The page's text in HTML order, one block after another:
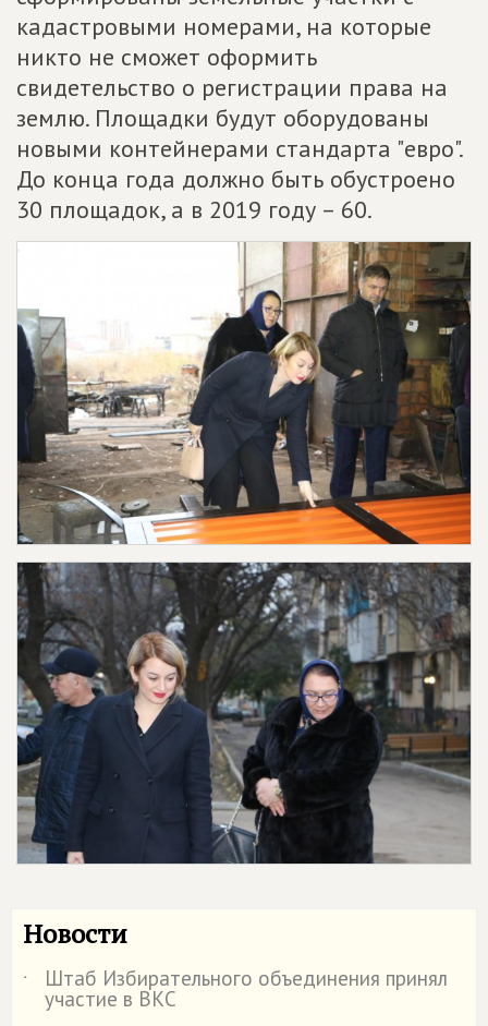
кадастровыми номерами, на которые
никто не сможет оформить
свидетельство о регистрации права на
землю. Площадки будут оборудованы
новыми контейнерами стандарта "евро".
До конца года должно быть обустроено
30 площадок, а в 2019 году – 60.
Новости
˙ Штаб Избирательного объединения принял
участие в ВКС